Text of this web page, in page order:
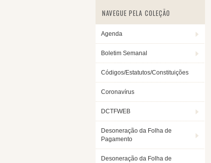
NAVEGUE PELA COLEÇÃO
Agenda
Boletim Semanal
Códigos/Estatutos/Constituições
Coronavírus
DCTFWEB
Desoneração da Folha de
Pagamento
Desoneração da Folha de